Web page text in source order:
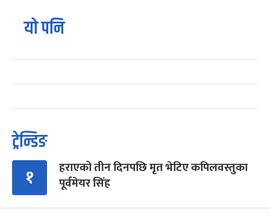
यो पनि
ट्रेन्डिङ
१
हराएको तीन दिनपछि मृत भेटिए कपिलवस्तुका
पूर्वमेयर सिंह